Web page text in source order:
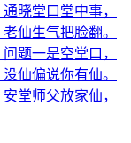
晓堂口堂中事，
仙生气把脸翻。
题一是空堂口，
仙偏说你有仙。
堂师父放家仙，